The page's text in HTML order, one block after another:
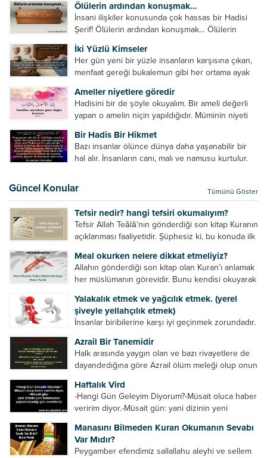
küçümseyeceksiniz. Onların oruçlarını görünce
kendi oruçlarınızı küçümseyeceksiniz. Onların
amellerini görünce kendi amellerinizi
küçümseyeceksiniz. ...
Ölülerin ardından konuşmak…
İnsani ilişkiler konusunda çok hassas bir Hadisi
Şerif! Ölülerin ardından konuşmak… Ölülerin
küfretmek, sövmek, onların günah ve kusurlarını
zikretmek ölüye zarar vermez, fayda da vermez....
İki Yüzlü Kimseler
Her gün yeni bir yüzle insanların karşısına çıkan,
menfaat gereği bukalemun gibi her ortama ayak
insan grubudur. Müminlerin yanında mümin gibi
duran,...
Ameller niyetlere göredir
Hadisini bir de şöyle okuyalım. Bir ameli değerli
yapan o amelin niçin yapıldığıdır. Müminin niyeti
namazın hiçbir değeri yoktur. Gösteriş için
okunan ezanın hiçbir...
Bir Hadis Bir Hikmet
Bazı insanlar ölünce dünya daha yaşanabilir bir
hal alır. İnsanların canı, malı ve namusu kurtulur.
kurtulur. Ağaçlar onun zulmünden kurtulur....
Güncel Konular Tümünü Göster
Tefsir nedir? hangi tefsiri okumalıyım?
Tefsir Allah Teâlâ’nın gönderdiği son kitap Kuranın
açıklanması faaliyetidir. Şüphesiz ki, bu konuda ilk
ayetleri peygamber efendimize soruyor. O da
bunları izah ediyor/tefsir ediyordu. “Biz sana...
Meal okurken nelere dikkat etmeliyiz?
Allahın gönderdiği son kitap olan Kuran’ı anlamak
her müslümanın görevidir. Bunu kendisi okuyarak
yollarla anlamaya çalışmalıdır. Meal nedir? Arapça
bir kelime olan meal;...
Yalakalık etmek ve yağcılık etmek. (yerel
şiveyle yellahçılık etmek)
İnsanlar biribilerine karşı iyi geçinmek zorundadır.
makam gücü, nesep gücü, maddi güç, fiziki güç)
diğer insanları ezebiliyor. Normal şartlarda elinde
bu güçler...
Azrail Bir Tanemidir
Halk arasında yaygın olan ve bazı rivayetlere de
dayandırdığına göre Azrail ölüm meleği olup onun
Azrail tek başına aynı anda binlerce insanın
canını...
Haftalık Vird
-Hangi Gün Geleyim Diyorum?-Müsait oluca haber
veririm diyor.-Müsait gün: yani dizinin yeni
efendinin Haftalık Virdi HAFTALIK VİRD Pazartesi
Günü Hangi VİRD var?20:00 Star TV –...
Manasını Bilmeden Kuran Okumanın Sevabı
Var Mıdır?
Peygamber efendimiz sallallahu aleyhi ve sellem